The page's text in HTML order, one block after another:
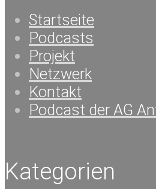
Startseite
Podcasts
Projekt
Netzwerk
Kontakt
Podcast der AG
Kategorien